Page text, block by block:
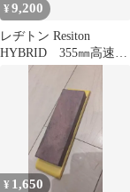
¥9,200
レヂトン Resiton
HYBRID 355㎜高速切
断機 RHB-355V中古
¥ 1,650